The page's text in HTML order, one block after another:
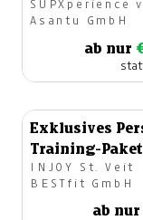
SUPXperience
Asantu GmbH
ab nur
Exklusives
Training-
Wert von 190
INJOY St. Veit
BESTfit GmbH
ab nur